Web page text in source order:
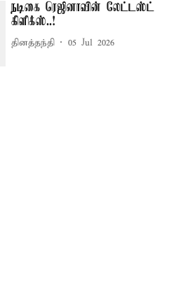
நடிகை ரெஜினாவின் லேட்டஸ்ட்
கிளிக்ஸ்..!
தினத்தந்தி 05 Jul 2026